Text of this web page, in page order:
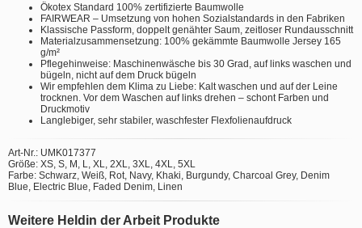
Ökotex Standard 100% zertifizierte Baumwolle
FAIRWEAR – Umsetzung von hohen Sozialstandards in den Fabriken
Klassische Passform, doppelt genähter Saum, zeitloser Rundausschnitt
Materialzusammensetzung: 100% gekämmte Baumwolle Jersey 165
g/m²
Pflegehinweise: Maschinenwäsche bis 30 Grad, auf links waschen und
bügeln, nicht auf dem Druck bügeln
Wir empfehlen dem Klima zu Liebe: Kalt waschen und auf der Leine
trocknen. Vor dem Waschen auf links drehen – schont Farben und
Druckmotiv
Langlebiger, sehr stabiler, waschfester Flexfolienaufdruck
Art-Nr.: UMK017377
Größe: XS, S, M, L, XL, 2XL, 3XL, 4XL, 5XL
Farbe: Schwarz, Weiß, Rot, Navy, Khaki, Burgundy, Charcoal Grey, Denim
Blue, Electric Blue, Faded Denim, Linen
Weitere Heldin der Arbeit Produkte